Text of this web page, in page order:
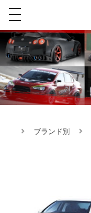
toggle
ブランド別